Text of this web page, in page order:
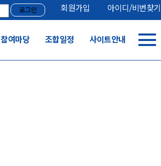
로그인 회원가입 아이디/비번찾기
참여마당 조합일정 사이트안내